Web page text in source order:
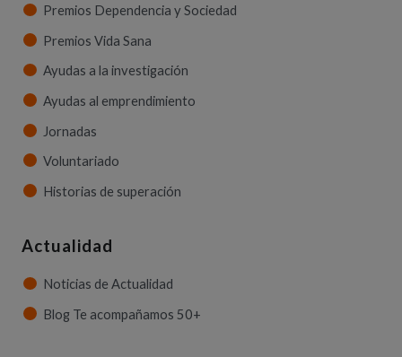
Premios Dependencia y Sociedad
Premios Vida Sana
Ayudas a la investigación
Ayudas al emprendimiento
Jornadas
Voluntariado
Historias de superación
Actualidad
Noticias de Actualidad
Blog Te acompañamos 50+